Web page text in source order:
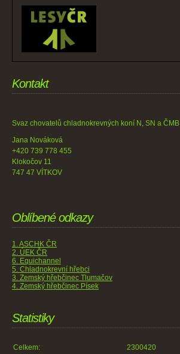
Kontakt
Svaz chovatelů chladnokrevných koní N, SN a ČMB
Jana Nováková
+420 739 778 455
Klokočov 11
747 47 VÍTKOV
Oblíbené odkazy
1. ASCHK ČR
2. ÚEK ČR
6. Equichannel
5. Chladnokrevní hřebci
3. Zemský hřebčinec Tlumačov
4. Zemský hřebčinec Písek
Statistiky
Celkem: 2300420